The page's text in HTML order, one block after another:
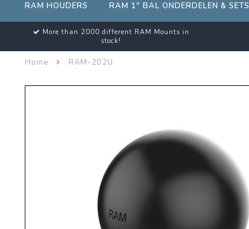
RAM HOUDERS RAM 1" BAL ONDERDELEN & SETS
More than 2000 different RAM Mounts in
stock!
Home RAM-202U